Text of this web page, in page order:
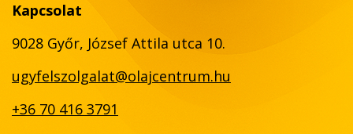
Kapcsolat
9028 Győr, József Attila utca 10.
ugyfelszolgalat@olajcentrum.hu
+36 70 416 3791